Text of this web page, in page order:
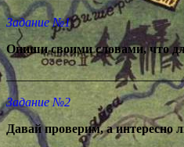
Задание №1
Опиши своими словами, что
Задание №2
Давай проверим, а интересно